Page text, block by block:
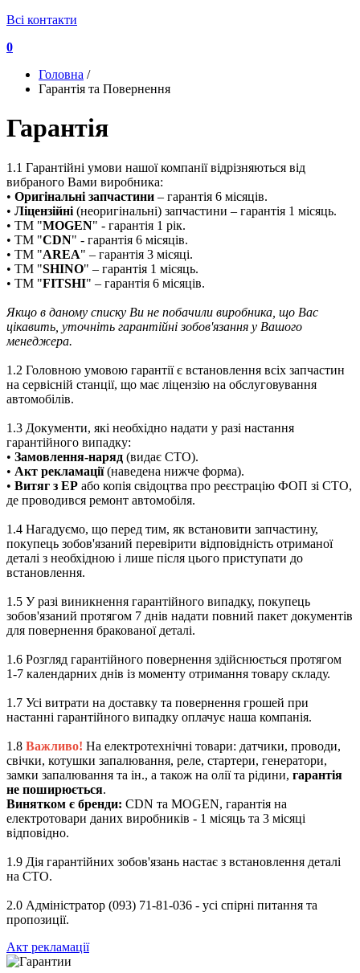
Всі контакти
0
Головна /
Гарантія та Повернення
Гарантія
1.1 Гарантійні умови нашої компанії відрізняються від
вибраного Вами виробника:
• Оригінальні запчастини – гарантія 6 місяців.
• Ліцензійні (неоригінальні) запчастини – гарантія 1 місяць.
• ТМ "MOGEN" - гарантія 1 рік.
• ТМ "CDN" - гарантія 6 місяців.
• ТМ "AREA" – гарантія 3 місяці.
• ТМ "SHINO" – гарантія 1 місяць.
• ТМ "FITSHI" – гарантія 6 місяців.
Якщо в даному списку Ви не побачили виробника, що Вас
цікавить, уточніть гарантійні зобов'язання у Вашого
менеджера.
1.2 Головною умовою гарантії є встановлення всіх запчастин
на сервісній станції, що має ліцензію на обслуговування
автомобілів.
1.3 Документи, які необхідно надати у разі настання
гарантійного випадку:
• Замовлення-наряд (видає СТО).
• Акт рекламації(наведена нижче форма).
• Витяг з ЕР або копія свідоцтва про реєстрацію ФОП зі СТО,
де проводився ремонт автомобіля.
1.4 Нагадуємо, що перед тим, як встановити запчастину,
покупець зобов'язаний перевірити відповідність отриманої
деталі з необхідною і лише після цього приступати до
встановлення.
1.5 У разі виникнення гарантійного випадку, покупець
зобов'язаний протягом 7 днів надати повний пакет документів
для повернення бракованої деталі.
1.6 Розгляд гарантійного повернення здійснюється протягом
1-7 календарних днів із моменту отримання товару складу.
1.7 Усі витрати на доставку та повернення грошей при
настанні гарантійного випадку оплачує наша компанія.
1.8 Важливо! На електротехнічні товари: датчики, проводи,
свічки, котушки запалювання, реле, стартери, генератори,
замки запалювання та ін., а також на олії та рідини, гарантія
не поширюється.
Винятком є бренди: CDN та MOGEN, гарантія на
електротовари даних виробників - 1 місяць та 3 місяці
відповідно.
1.9 Дія гарантійних зобов'язань настає з встановлення деталі
на СТО.
2.0 Адміністратор (093) 71-81-036 - усі спірні питання та
пропозиції.
Акт рекламації